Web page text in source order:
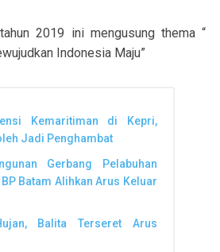
2019 ini mengusung thema “
Indonesia Maju”
Kemaritiman di Kepri,
Jadi Penghambat
Gerbang Pelabuhan
BP Batam Alihkan Arus Keluar
Balita Terseret Arus